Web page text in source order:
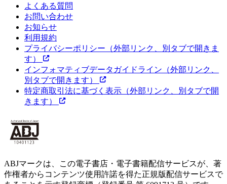
よくある質問
お問い合わせ
お知らせ
利用規約
プライバシーポリシー （外部リンク、別タブで開きま
す）
インフォマティブデータガイドライン （外部リンク、
別タブで開きます）
特定商取引法に基づく表示 （外部リンク、別タブで開
きます）
ABJマークは、この電子書店・電子書籍配信サービスが、著
作権者からコンテンツ使用許諾を得た正規版配信サービスで